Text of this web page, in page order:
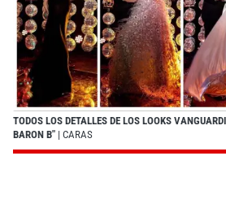
TODOS LOS DETALLES DE LOS LOOKS
BARON B" | CARAS